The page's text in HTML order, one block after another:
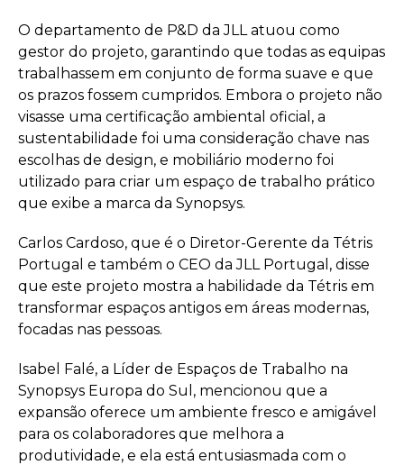
O departamento de P&D da JLL atuou como
gestor do projeto, garantindo que todas as equipas
trabalhassem em conjunto de forma suave e que
os prazos fossem cumpridos. Embora o projeto não
visasse uma certificação ambiental oficial, a
sustentabilidade foi uma consideração chave nas
escolhas de design, e mobiliário moderno foi
utilizado para criar um espaço de trabalho prático
que exibe a marca da Synopsys.
Carlos Cardoso, que é o Diretor-Gerente da Tétris
Portugal e também o CEO da JLL Portugal, disse
que este projeto mostra a habilidade da Tétris em
transformar espaços antigos em áreas modernas,
focadas nas pessoas.
Isabel Falé, a Líder de Espaços de Trabalho na
Synopsys Europa do Sul, mencionou que a
expansão oferece um ambiente fresco e amigável
para os colaboradores que melhora a
produtividade, e ela está entusiasmada com o